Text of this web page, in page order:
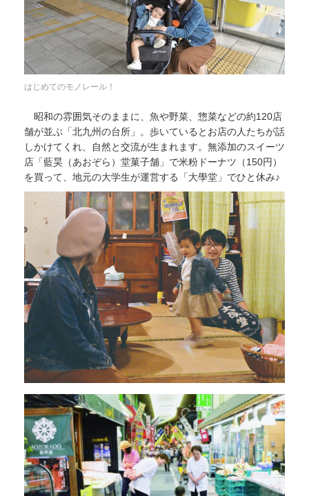
はじめてのモノレール！
昭和の雰囲気そのままに、魚や野菜、惣菜などの約120店
舗が並ぶ「北九州の台所」。歩いているとお店の人たちが話
しかけてくれ、自然と交流が生まれます。無添加のスイーツ
店「藍昊（あおぞら）堂菓子舗」で米粉ドーナツ（150円）
を買って、地元の大学生が運営する「大學堂」でひと休み♪